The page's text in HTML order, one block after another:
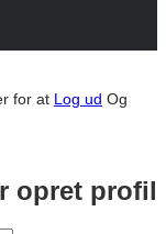
for at Log ud Og
opret profil